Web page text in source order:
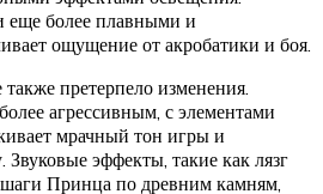
более плавными и
ощущение от акробатики и боя.
претерпело изменения.
агрессивным, с элементами
мрачный тон игры и
эффекты, такие как лязг
Принца по древним камням,